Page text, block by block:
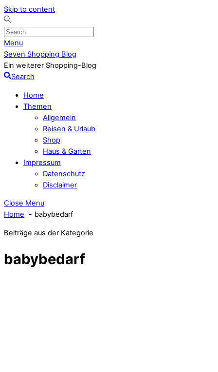
Skip to content
Menu
Seven Shopping Blog
Ein weiterer Shopping-Blog
Search
Home
Themen
Allgemein
Reisen & Urlaub
Shop
Haus & Garten
Impressum
Datenschutz
Disclaimer
Close Menu
Home
babybedarf
Beiträge aus der Kategorie
babybedarf